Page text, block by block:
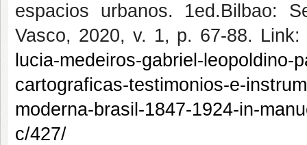
espacios urbanos. 1ed.Bilbao:
Vasco, 2020, v. 1, p. 67-88. Link:
lucia-medeiros-gabriel-
cartograficas-testimonios-e-
moderna-brasil-1847-1924-in-
c/427/